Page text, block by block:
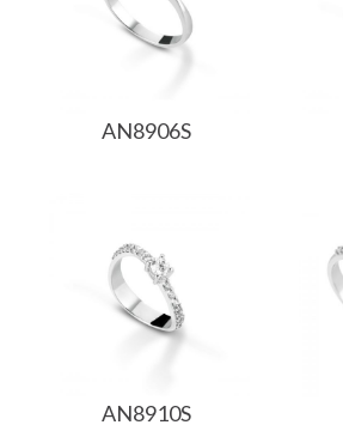
AN8906S
AN8910S